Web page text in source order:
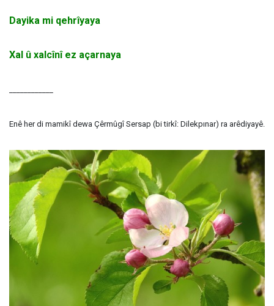
Dayika mi qehrîyaya
Xal û xalcînî ez açarnaya
Enê her di mamikî dewa Çêrmûgî Sersap (bi tirkî: Dilekpınar) ra arêdiyayê.